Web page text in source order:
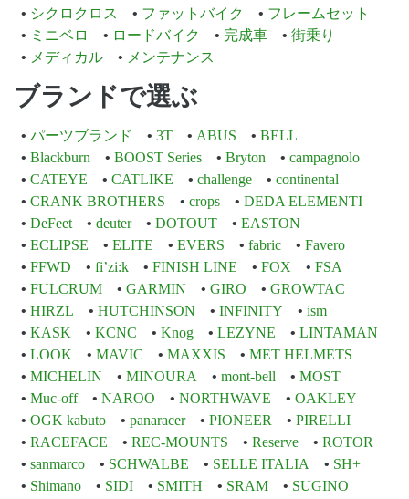
シクロクロス
ファットバイク
フレームセット
ミニベロ
ロードバイク 完成車
街乗り
メディカル
メンテナンス
ブランドで選ぶ
パーツブランド 3T ABUS
BELL
Blackburn
BOOST Series Bryton
campagnolo
CATEYE
CATLIKE challenge
continental
CRANK BROTHERS
crops
DEDA ELEMENTI
DeFeet
deuter DOTOUT
EASTON
ECLIPSE
ELITE EVERS fabric
Favero
FFWD
fi’zi:k FINISH LINE FOX
FSA
FULCRUM
GARMIN GIRO
GROWTAC
HIRZL
HUTCHINSON INFINITY
ism
KASK
KCNC Knog LEZYNE
LINTAMAN
LOOK
MAVIC MAXXIS
MET HELMETS
MICHELIN
MINOURA mont-bell
MOST
Muc-off
NAROO NORTHWAVE
OAKLEY
OGK kabuto
panaracer PIONEER
PIRELLI
RACEFACE
REC-MOUNTS Reserve
ROTOR
sanmarco
SCHWALBE SELLE ITALIA
SH+
Shimano
SIDI SMITH SRAM
SUGINO